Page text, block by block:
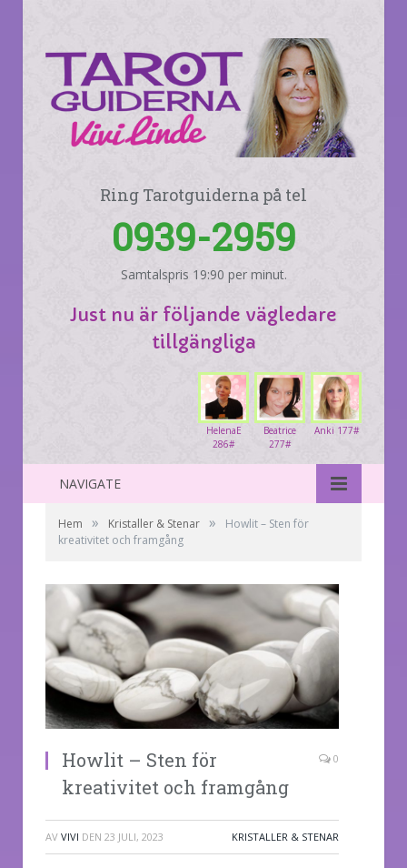
Ring Tarotguiderna på tel
0939-2959
Samtalspris 19:90 per minut.
Just nu är följande vägledare
tillgängliga
Anki 177#
Beatrice
277#
HelenaE
286#
NAVIGATE
Hem » Kristaller & Stenar »
Howlit – Sten för
kreativitet och framgång
Howlit – Sten för
kreativitet och framgång
0
AV VIVI DEN 23 JULI, 2023 KRISTALLER & STENAR